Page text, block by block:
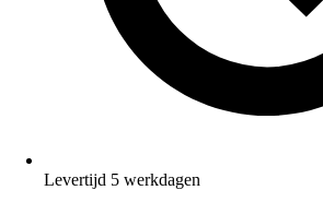
Levertijd 5 werkdagen